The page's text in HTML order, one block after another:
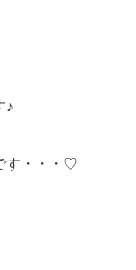
♪
す・・・♡